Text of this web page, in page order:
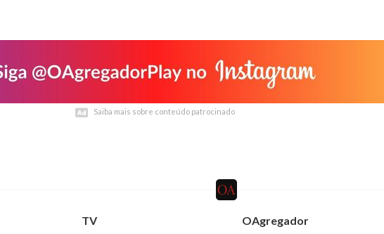
Saiba mais sobre conteúdo patrocinado
Saiba mais sobre conteúdo patrocinado
TV
OAgregador